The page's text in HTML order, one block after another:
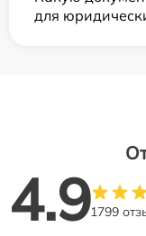
для
4.91799